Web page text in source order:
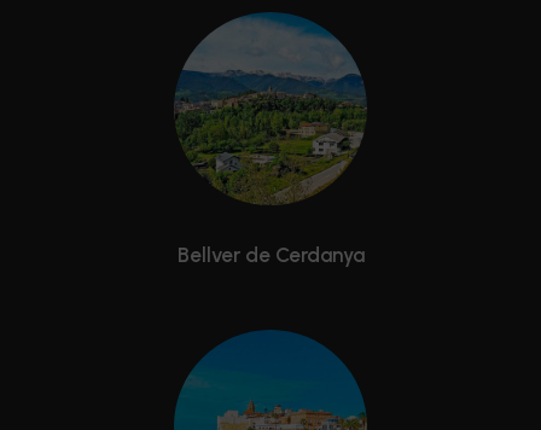
Bellver de Cerdanya